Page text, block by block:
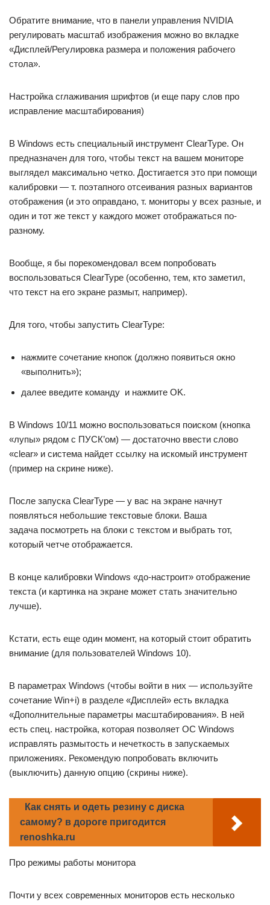
Обратите внимание, что в панели управления NVIDIA
регулировать масштаб изображения можно во вкладке
«Дисплей/Регулировка размера и положения рабочего
стола».
Настройка сглаживания шрифтов (и еще пару слов про
исправление масштабирования)
В Windows есть специальный инструмент ClearType. Он
предназначен для того, чтобы текст на вашем мониторе
выглядел максимально четко. Достигается это при помощи
калибровки — т. поэтапного отсеивания разных вариантов
отображения (и это оправдано, т. мониторы у всех разные, и
один и тот же текст у каждого может отображаться по-
разному.
Вообще, я бы порекомендовал всем попробовать
воспользоваться ClearType (особенно, тем, кто заметил,
что текст на его экране размыт, например).
Для того, чтобы запустить ClearType:
нажмите сочетание кнопок (должно появиться окно
«выполнить»);
далее введите команду и нажмите OK.
В Windows 10/11 можно воспользоваться поиском (кнопка
«лупы» рядом с ПУСК’ом) — достаточно ввести слово
«clear» и система найдет ссылку на искомый инструмент
(пример на скрине ниже).
После запуска ClearType — у вас на экране начнут
появляться небольшие текстовые блоки. Ваша
задача посмотреть на блоки с текстом и выбрать тот,
который четче отображается.
В конце калибровки Windows «до-настроит» отображение
текста (и картинка на экране может стать значительно
лучше).
Кстати, есть еще один момент, на который стоит обратить
внимание (для пользователей Windows 10).
В параметрах Windows (чтобы войти в них — используйте
сочетание Win+i) в разделе «Дисплей» есть вкладка
«Дополнительные параметры масштабирования». В ней
есть спец. настройка, которая позволяет ОС Windows
исправлять размытость и нечеткость в запускаемых
приложениях. Рекомендую попробовать включить
(выключить) данную опцию (скрины ниже).
Как снять и одеть резину с диска
самому? в дороге пригодится
renoshka.ru
Про режимы работы монитора
Почти у всех современных мониторов есть несколько